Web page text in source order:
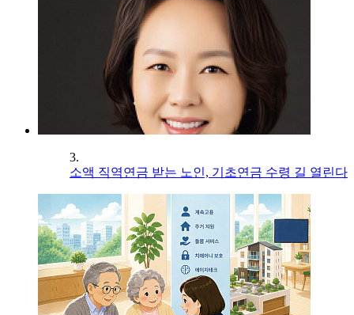
3.
소액 직역연금 받는 노인, 기초연금 수령 길 열린다